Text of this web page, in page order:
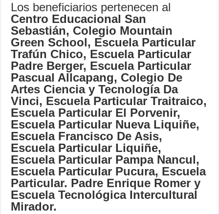
Los beneficiarios pertenecen al
Centro Educacional San
Sebastián, Colegio Mountain
Green School, Escuela Particular
Trafún Chico, Escuela Particular
Padre Berger, Escuela Particular
Pascual Allcapang, Colegio De
Artes Ciencia y Tecnología Da
Vinci, Escuela Particular Traitraico,
Escuela Particular El Porvenir,
Escuela Particular Nueva Liquiñe,
Escuela Francisco De Asis,
Escuela Particular Liquiñe,
Escuela Particular Pampa Nancul,
Escuela Particular Pucura, Escuela
Particular. Padre Enrique Romer y
Escuela Tecnológica Intercultural
Mirador.